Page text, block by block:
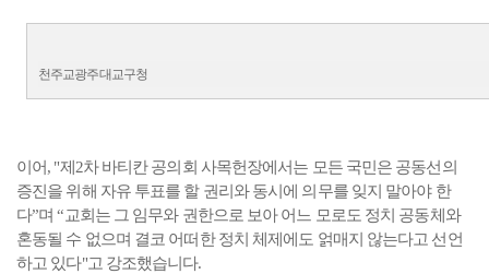
천주교광주대교구청
이어, "제2차 바티칸 공의회 사목헌장에서는 모든 국민은 공동선의
증진을 위해 자유 투표를 할 권리와 동시에 의무를 잊지 말아야 한
다”며 “교회는 그 임무와 권한으로 보아 어느 모로도 정치 공동체와
혼동될 수 없으며 결코 어떠한 정치 체제에도 얽매지 않는다고 선언
하고 있다"고 강조했습니다.